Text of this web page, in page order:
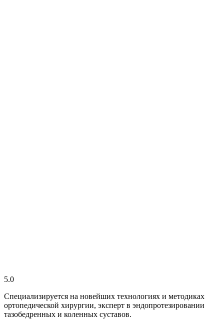
5.0
Специализируется на новейших технологиях и методиках
ортопедической хирургии, эксперт в эндопротезировании
тазобедренных и коленных суставов.